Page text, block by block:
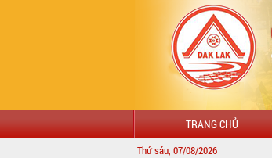
TRANG CHỦ
Thứ sáu, 07/08/2026